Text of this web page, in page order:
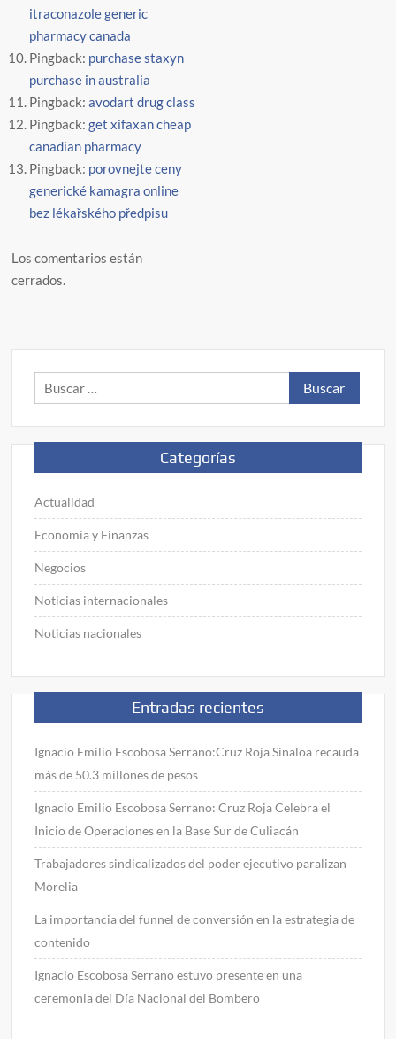
itraconazole generic
pharmacy canada
Pingback: purchase staxyn
purchase in australia
Pingback:avodart drug class
Pingback:get xifaxan cheap
canadian pharmacy
Pingback: porovnejte ceny
generické kamagra online
bez lékařského předpisu
Los comentarios están
cerrados.
Buscar:
Categorías
Actualidad
Economía y Finanzas
Negocios
Noticias internacionales
Noticias nacionales
Entradas recientes
Ignacio Emilio Escobosa Serrano:Cruz Roja Sinaloa recauda
más de 50.3 millones de pesos
Ignacio Emilio Escobosa Serrano: Cruz Roja Celebra el
Inicio de Operaciones en la Base Sur de Culiacán
Trabajadores sindicalizados del poder ejecutivo paralizan
Morelia
La importancia del funnel de conversión en la estrategia de
contenido
Ignacio Escobosa Serrano estuvo presente en una
ceremonia del Día Nacional del Bombero